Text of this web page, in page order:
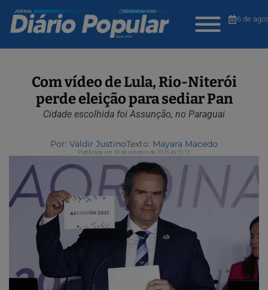
6 de
Com vídeo de Lula, Rio-Niterói
perde eleição para sediar Pan
Cidade escolhida foi Assunção, no Paraguai
Por: Valdir JustinoTexto: Mayara Macedo
Publicada em 10 de outubro de 2025 às 15:13